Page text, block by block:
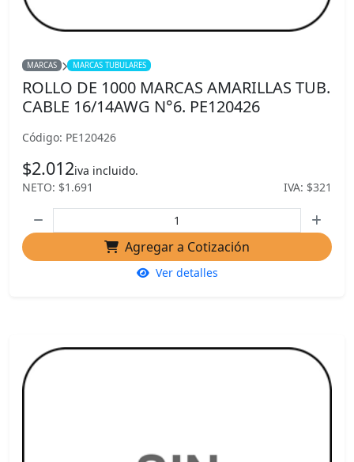
MARCAS MARCAS TUBULARES
ROLLO DE 1000 MARCAS AMARILLAS TUB.
CABLE 16/14AWG N°6. PE120426
Código: PE120426
$2.012iva incluido.
NETO: $1.691
IVA: $321
Agregar a Cotización
Ver detalles